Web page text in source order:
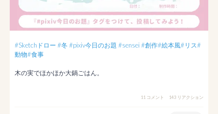
#Sketchドロー #冬 #pixiv今日のお題 #sensei #創作#絵本風#リス#
動物#食事
木の実でほかほか大鍋ごはん。
11 コメント 143 リアクション